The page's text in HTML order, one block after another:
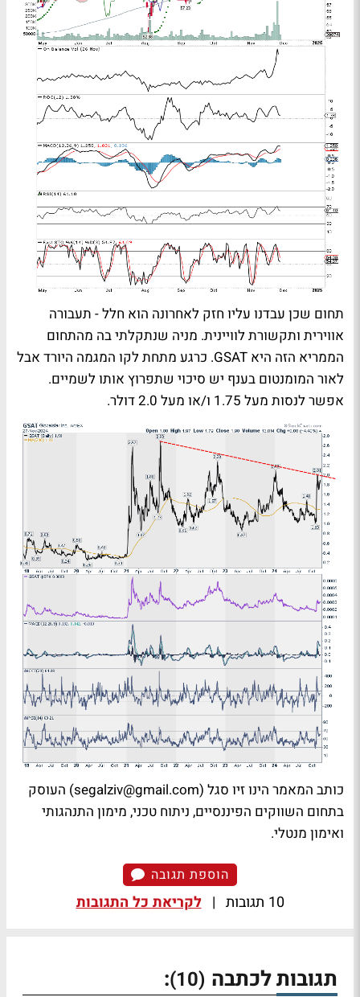
תחום שכן עבדנו עליו חזק לאחרונה הוא חלל - תעבורה
אווירית ותקשורת לוויינית. מניה שנתקלתי בה מהתחום
הממריא הזה היא GSAT. כרגע מתחת לקו המגמה היורד אבל
לאור המומנטום בענף יש סיכוי שתפרוץ אותו לשמיים.
אפשר לנסות מעל 1.75 ו/או מעל 2.0 דולר.
כותב המאמר הינו זיו סגל (segalziv@gmail.com) העוסק
בתחום השווקים הפיננסיים, ניתוח טכני, מימון התנהגותי
ואימון מנטלי.
הוספת תגובה
10 תגובות | לקריאת כל התגובות
תגובות לכתבה (10)
: